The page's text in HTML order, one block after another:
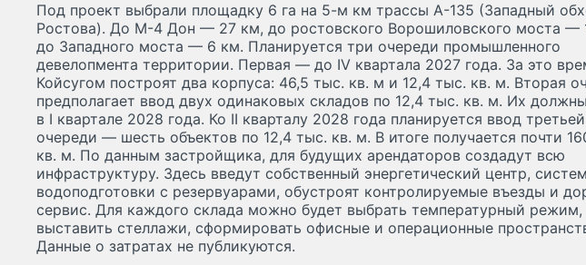
Под проект выбрали площадку 6 га на 5-м км трассы А-135 (Западный
Ростова). До М-4 Дон — 27 км, до ростовского Ворошиловского моста —
до Западного моста — 6 км. Планируется три очереди промышленного
девелопмента территории. Первая — до IV квартала 2027 года. За это
Койсугом построят два корпуса: 46,5 тыс. кв. м и 12,4 тыс. кв. м. Вторая
предполагает ввод двух одинаковых складов по 12,4 тыс. кв. м. Их
в I квартале 2028 года. Ко II кварталу 2028 года планируется ввод третьей
очереди — шесть объектов по 12,4 тыс. кв. м. В итоге получается почти
кв. м. По данным застройщика, для будущих арендаторов создадут всю
инфраструктуру. Здесь введут собственный энергетический центр,
водоподготовки с резервуарами, обустроят контролируемые въезды и
сервис. Для каждого склада можно будет выбрать температурный режим,
выставить стеллажи, сформировать офисные и операционные
Данные о затратах не публикуются.